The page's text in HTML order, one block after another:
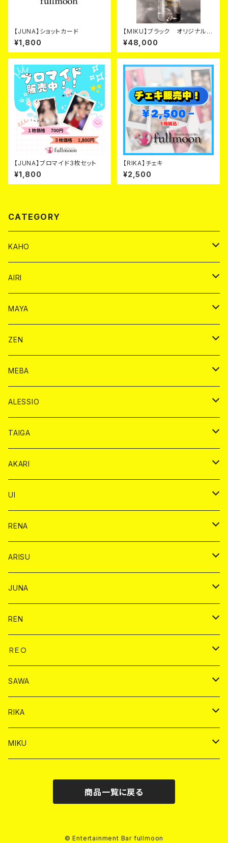
【JUNA】ショットカード
¥1,800
【MIKU】ブラック オリジナルシ
ャンパン カード
¥48,000
【JUNA】ブロマイド3枚セット
¥1,800
【RIKA】チェキ
¥2,500
CATEGORY
KAHO
シャンパンカード
モエシャンドン カード
ヴーヴクリコ カード
BAIKA カード
ノーマル カード
プレミアム カード
ドリンク カード
１ドリンクカード
ショット
チェキ カード
チェキ １５００円
AIRI
シャンパン カード
モエシャンドン カード
ヴーヴクリコ カード
BAIKA カード
ノーマル カード
プレミアム カード
ドリンク カード
１ドリンク カード
ショット
チェキ カード
チェキ １５００円
MAYA
ドリンク
1ドリンク
ショット
チェキ
BAIKA
ZEN
ドリンク
シャンパン
ショット
チェキ
BAIKA
MEBA
ドリンク
シャンパンカード
ドリンクカード
チップ
チェキ
ALESSIO
ドリンク
シャンパン
1ドリンク
チップ
TAIGA
ドリンク
シャンパン
1ドリンク
チップ
AKARI
ドリンク
1ドリンク
ショット
UI
バイカ
ドリンク
シャンパン
ドリンク
チェキ
RENA
バイカ
ドリンク
ドリンク
ヤードグラス
チェキ
ARISU
バイカ
ドリンク
ドリンク
シャンパン
チェキ
JUNA
バイカ
ドリンク
シャンパン
ヤードグラス
チェキ
REN
バイカ
ドリンク
ショット
シャンパン
チェキ
ＲＥＯ
ドリンク
シャンパン
ショット
バイカ
チェキ
SAWA
ドリンク
シャンパン
バイカ
RIKA
ドリンク
MIKU
商品一覧に戻る
© Entertainment Bar fullmoon